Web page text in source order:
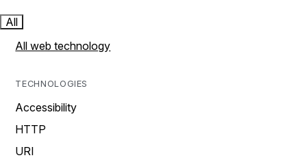
All
All web technology
TECHNOLOGIES
Accessibility
HTTP
URI